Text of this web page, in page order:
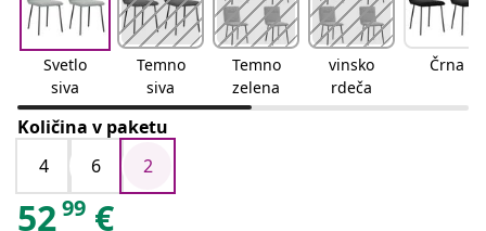
Svetlo
siva
Temno
siva
Temno
zelena
vinsko
rdeča
Črna
Količina v paketu
4
6 2
5299 €